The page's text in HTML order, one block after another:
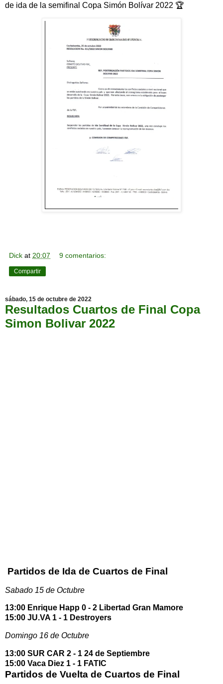
de ida de la semifinal Copa Simón Bolívar 2022 🏆
Dick at 20:07 9 comentarios:
Compartir
sábado, 15 de octubre de 2022
Resultados Cuartos de Final Copa
Simon Bolivar 2022
Partidos de Ida de Cuartos de Final
Sabado 15 de Octubre
13:00 Enrique Happ 0 - 2 Libertad Gran Mamore
15:00 JU.VA 1 - 1 Destroyers
Domingo 16 de Octubre
13:00 SUR CAR 2 - 1 24 de Septiembre
15:00 Vaca Diez 1 - 1 FATIC
Partidos de Vuelta de Cuartos de Final